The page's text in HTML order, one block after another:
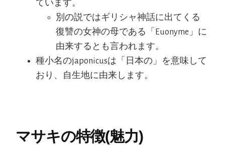
ています。
別の説ではギリシャ神話に出てくる
復讐の女神の母である「Euonyme」に
由来するとも言われます。
種小名のjaponicusは「日本の」を意味して
おり、自生地に由来します。
マサキの特徴(魅力)